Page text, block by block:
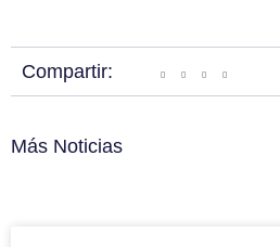
Compartir:
Más Noticias